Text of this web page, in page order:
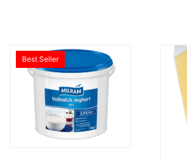
Best Seller